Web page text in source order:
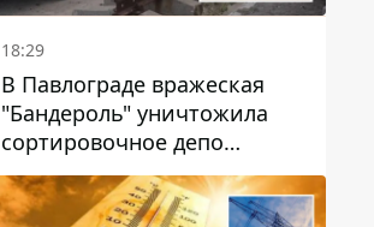
18:29
В Павлограде вражеская
"Бандероль" уничтожила
сортировочное депо
"Укрпошти" и убила двух
работниц